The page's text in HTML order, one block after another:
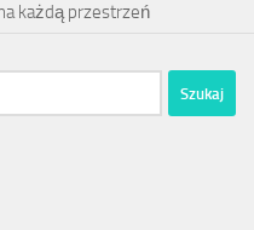
każdą przestrzeń